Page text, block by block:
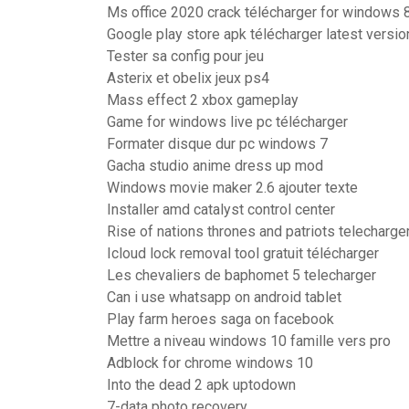
Ms office 2020 crack télécharger for windows
Google play store apk télécharger latest
Tester sa config pour jeu
Asterix et obelix jeux ps4
Mass effect 2 xbox gameplay
Game for windows live pc télécharger
Formater disque dur pc windows 7
Gacha studio anime dress up mod
Windows movie maker 2.6 ajouter texte
Installer amd catalyst control center
Rise of nations thrones and patriots
Icloud lock removal tool gratuit télécharger
Les chevaliers de baphomet 5 telecharger
Can i use whatsapp on android tablet
Play farm heroes saga on facebook
Mettre a niveau windows 10 famille vers pro
Adblock for chrome windows 10
Into the dead 2 apk uptodown